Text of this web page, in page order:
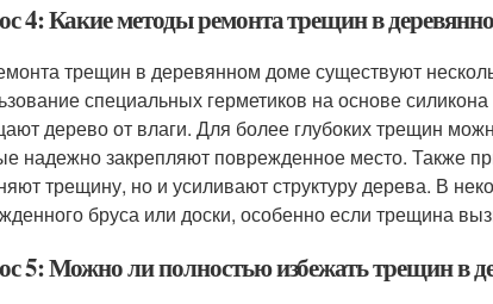
4: Какие методы ремонта трещин в
трещин в деревянном доме существуют
специальных герметиков на основе
дерево от влаги. Для более глубоких трещин
надежно закрепляют поврежденное место. Также
трещину, но и усиливают структуру дерева. В
бруса или доски, особенно если трещина
5: Можно ли полностью избежать трещин в